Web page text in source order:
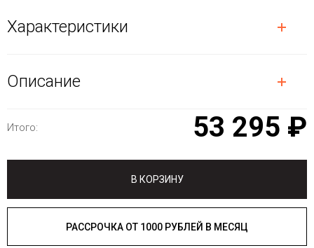
Характеристики
Описание
Итого: 53 295 ₽
В КОРЗИНУ
РАССРОЧКА ОТ 1000 РУБЛЕЙ В МЕСЯЦ